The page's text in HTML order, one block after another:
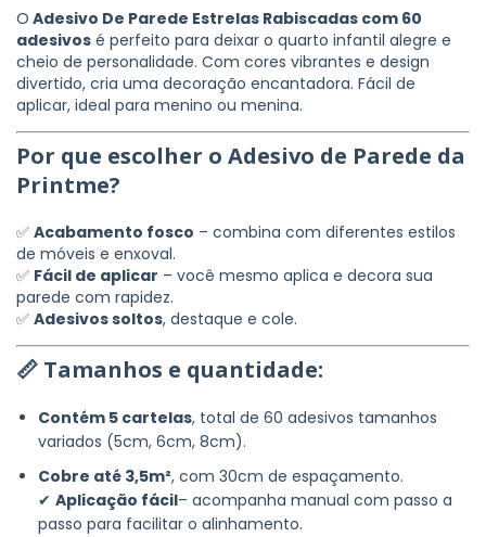
O Adesivo De Parede Estrelas Rabiscadas com 60
adesivos é perfeito para deixar o quarto infantil alegre e
cheio de personalidade. Com cores vibrantes e design
divertido, cria uma decoração encantadora. Fácil de
aplicar, ideal para menino ou menina.
Por que escolher o Adesivo de Parede da
Printme?
✅ Acabamento fosco – combina com diferentes estilos
de móveis e enxoval.
✅ Fácil de aplicar – você mesmo aplica e decora sua
parede com rapidez.
✅ Adesivos soltos, destaque e cole.
📏 Tamanhos e quantidade:
Contém 5 cartelas, total de 60 adesivos tamanhos
variados (5cm, 6cm, 8cm).
Cobre até 3,5m², com 30cm de espaçamento.
✔ Aplicação fácil– acompanha manual com passo a
passo para facilitar o alinhamento.